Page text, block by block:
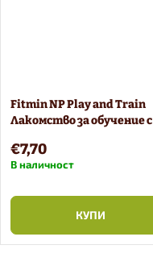
Fitmin NP Play and Train
Лакомство за обучение с
g
€7,70
В наличност
КУПИ